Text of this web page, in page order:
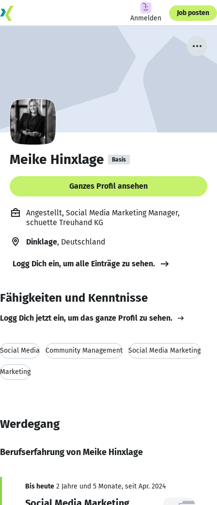
Anmelden
Job posten
Meike Hinxlage Basis
Ganzes Profil ansehen
Angestellt, Social Media Marketing Manager,
schuette Treuhand KG
Dinklage, Deutschland
Logg Dich ein, um alle Einträge zu sehen.
Fähigkeiten und Kenntnisse
Logg Dich jetzt ein, um das ganze Profil zu sehen.
Social Media Community Management Social Media Marketing
Marketing
Werdegang
Berufserfahrung von Meike Hinxlage
Bis heute 2 Jahre und 5 Monate, seit Apr. 2024